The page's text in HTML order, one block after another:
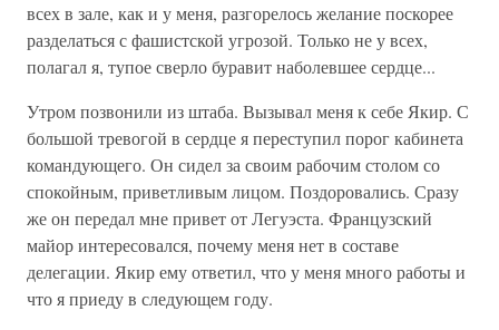
всех в зале, как и у меня, разгорелось желание поскорее
разделаться с фашистской угрозой. Только не у всех,
полагал я, тупое сверло буравит наболевшее сердце...
Утром позвонили из штаба. Вызывал меня к себе Якир. С
большой тревогой в сердце я переступил порог кабинета
командующего. Он сидел за своим рабочим столом со
спокойным, приветливым лицом. Поздоровались. Сразу
же он передал мне привет от Легуэста. Французский
майор интересовался, почему меня нет в составе
делегации. Якир ему ответил, что у меня много работы и
что я приеду в следующем году.